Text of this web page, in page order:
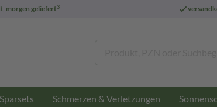
morgen geliefert3
Sparsets Schmerzen & Verletzungen